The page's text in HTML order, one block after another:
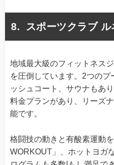
スポーツクラブ ル
地域最大級のフィットネス
を圧倒しています。2つの
ッシュコート、サウナもあ
料金プランがあり、リーズ
能です。
格闘技の動きと有酸素運動
WORKOUT」、ホットヨガ